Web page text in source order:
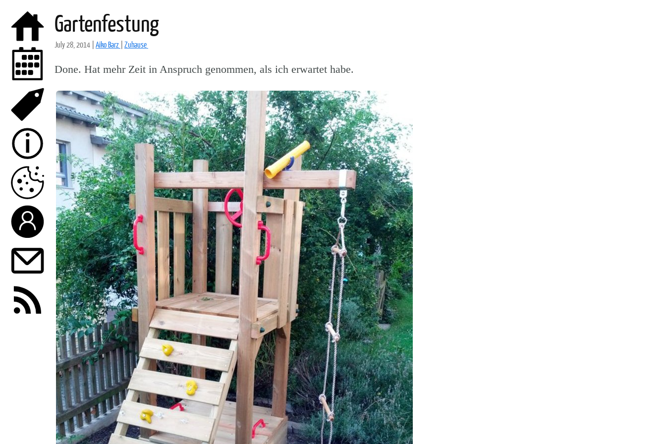
Gartenfestung
July 28, 2014 Aiko Barz Zuhause
Done. Hat mehr Zeit in Anspruch genommen, als ich erwartet habe.